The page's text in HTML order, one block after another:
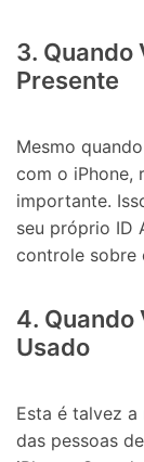
3. Quando
Presente
Mesmo
com o iPhone,
importante.
seu próprio ID
controle sobre
4. Quando
Usado
Esta é talvez
das pessoas